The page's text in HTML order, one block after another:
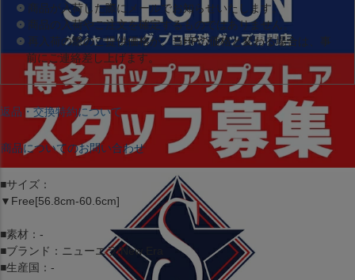
商品が入荷した際にメールでお知らせいたします。
商品の入荷やご注文を確定するものではありません。
再入荷の際のご提供価格が、当HPの価格と変わる場合は、事
前にご連絡差し上げます。
返品・交換特約について
商品についてのお問い合わせ
■サイズ：
▼Free[56.8cm-60.6cm]
■素材：-
■ブランド：ニューエラ/New Era
■生産国：-